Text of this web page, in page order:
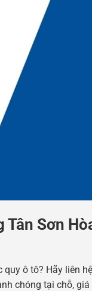
Tân Sơn
ô tô? Hãy liên
chóng tại chỗ,